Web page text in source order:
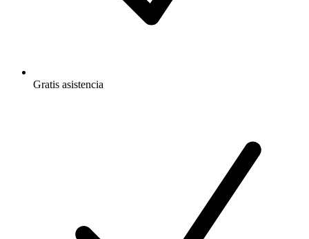
Gratis asistencia